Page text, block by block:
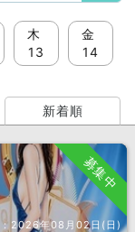
木
13
金
14
新着順
募集中
2026年08月02日(日)